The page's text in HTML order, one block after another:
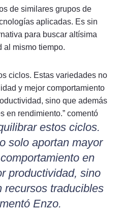
de similares grupos de
aplicadas. Es sin
para buscar altísima
al mismo tiempo.
ciclos. Estas variedades no
y mejor comportamiento
sino que además
en rendimiento.” comentó
estos ciclos.
solo aportan mayor
en
productividad, sino
recursos traducibles
Enzo.